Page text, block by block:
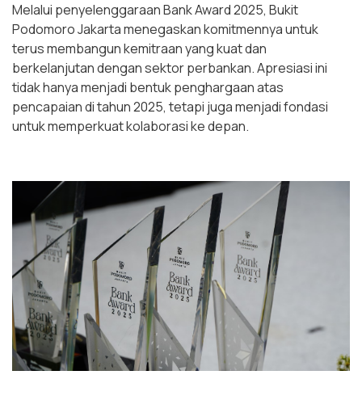
Melalui penyelenggaraan Bank Award 2025, Bukit
Podomoro Jakarta menegaskan komitmennya untuk
terus membangun kemitraan yang kuat dan
berkelanjutan dengan sektor perbankan. Apresiasi ini
tidak hanya menjadi bentuk penghargaan atas
pencapaian di tahun 2025, tetapi juga menjadi fondasi
untuk memperkuat kolaborasi ke depan.